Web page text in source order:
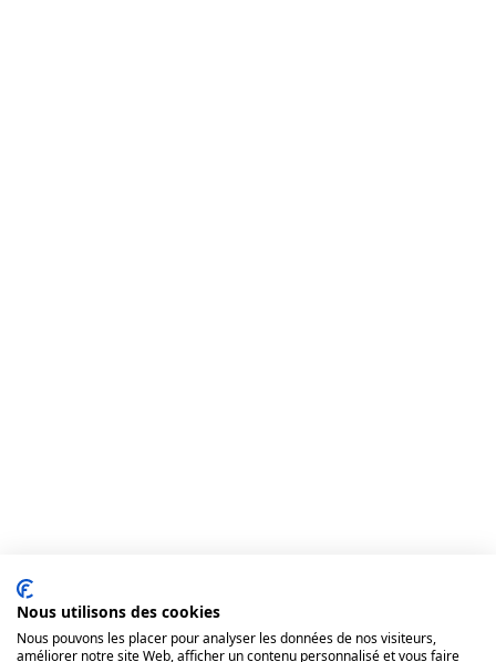
Nous utilisons des cookies
Nous pouvons les placer pour analyser les données de nos visiteurs,
améliorer notre site Web, afficher un contenu personnalisé et vous faire